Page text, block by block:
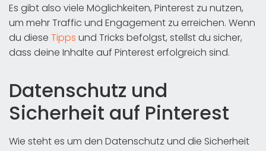
Es gibt also viele Möglichkeiten, Pinterest zu nutzen,
um mehr Traffic und Engagement zu erreichen. Wenn
du diese Tipps und Tricks befolgst, stellst du sicher,
dass deine Inhalte auf Pinterest erfolgreich sind.
Datenschutz und
Sicherheit auf Pinterest
Wie steht es um den Datenschutz und die Sicherheit